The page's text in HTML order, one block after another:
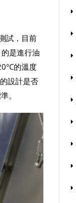
試，目前
是進行油
的溫度
設計是否
。